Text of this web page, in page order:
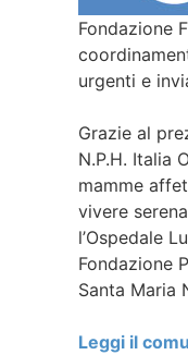
Fondazione
urgenti e
Grazie al
N.P.H. Italia
mamme
vivere
l’Ospedale
Fondazione
Santa Maria
Leggi il